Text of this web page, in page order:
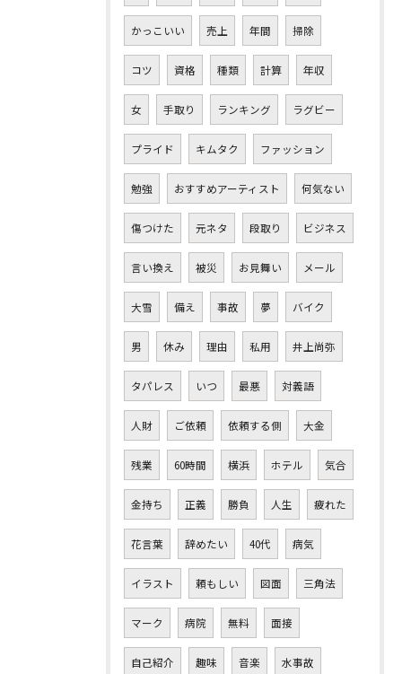
かっこいい 売上 年間 掃除
コツ 資格 種類 計算 年収
女 手取り ランキング ラグビー
プライド キムタク ファッション
勉強 おすすめアーティスト 何気ない
傷つけた 元ネタ 段取り ビジネス
言い換え 被災 お見舞い メール
大雪 備え 事故 夢 バイク
男 休み 理由 私用 井上尚弥
タパレス いつ 最悪 対義語
人財 ご依頼 依頼する側 大金
残業 60時間 横浜 ホテル 気合
金持ち 正義 勝負 人生 疲れた
花言葉 辞めたい 40代 病気
イラスト 頼もしい 図面 三角法
マーク 病院 無料 面接
自己紹介 趣味 音楽 水事故